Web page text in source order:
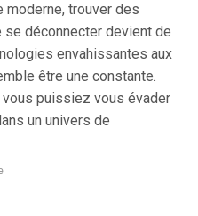
moderne, trouver des
déconnecter devient de
envahissantes aux
être une constante.
puissiez vous évader
un univers de